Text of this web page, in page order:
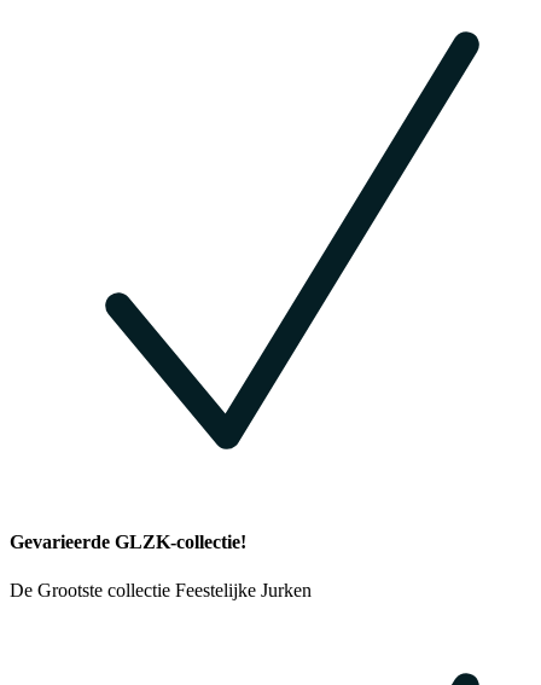
Gevarieerde GLZK-collectie!
De Grootste collectie Feestelijke Jurken